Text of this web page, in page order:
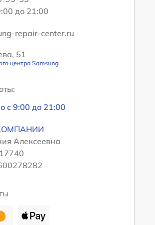
до 21:00
repair-center.ru
51
центра Samsung
с 9:00 до 21:00
Алексеевна